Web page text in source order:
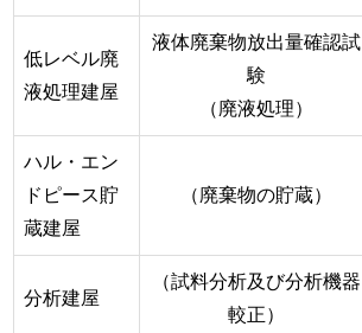
低レベル廃
液処理建屋
液体廃棄物放出量確認試
験
（廃液処理）
ハル・エン
ドピース貯
蔵建屋
（廃棄物の貯蔵）
分析建屋
（試料分析及び分析機器
較正）